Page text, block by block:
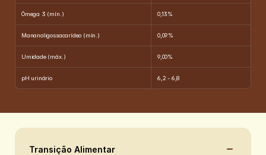
Ômega 3 (mín.) 0,13%
Mananoligossacarídeo (mín.) 0,09%
Umidade (máx.) 9,00%
pH urinário 6,2 - 6,8
Transição Alimentar